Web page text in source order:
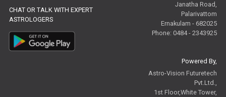
CHAT OR TALK WITH EXPERT
ASTROLOGERS
Janatha Road,
Palarivattom
Ernakulam - 682025
Phone: 0484 - 2343925
Powered By,
Astro-Vision Futuretech
Pvt.Ltd.,
1st Floor,White Tower,